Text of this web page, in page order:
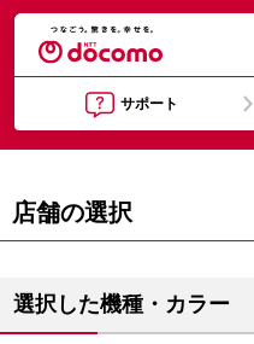
サポート
店舗の選択
選択した機種・カラー